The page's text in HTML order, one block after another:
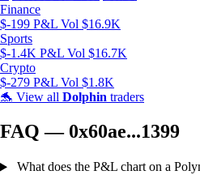
Finance
$-199 P&L Vol $16.9K
Sports
$-1.4K P&L Vol $16.7K
Crypto
$-279 P&L Vol $1.8K
🐬 View all Dolphin traders
FAQ — 0x60ae...1399
What does the P&L chart on a